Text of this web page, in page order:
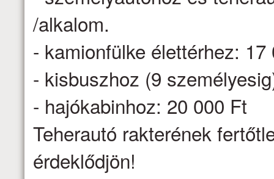
/alkalom.
- kamionfülke élettérhez: 17
- kisbuszhoz (9
- hajókabinhoz: 20 000 Ft
Teherautó rakterének
érdeklődjön!